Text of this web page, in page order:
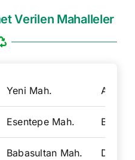
Verilen Mahalleler
Yeni Mah.
Esentepe Mah.
Babasultan Mah.